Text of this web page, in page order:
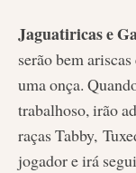
Jaguatiricas e
serão bem
uma onça.
trabalhoso, irão
raças Tabby,
jogador e irá